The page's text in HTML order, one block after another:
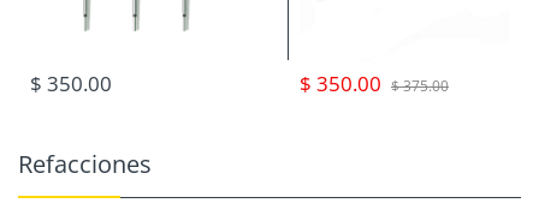
$ 350.00 $ 350.00 $ 375.00
Refacciones